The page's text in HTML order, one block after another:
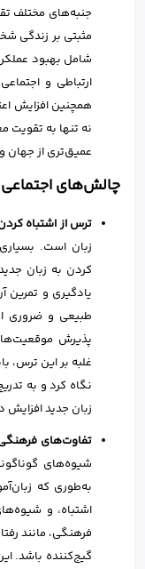
جنبه‌های مختلف
مثبتی بر زندگی
شامل بهبود
ارتباطی و
همچنین افزایش
نه تنها به تقویت
عمیق‌تری از جهان
چالش‌های اجتماعی
ترس از اشتباه
زبان است.
کردن به زبان
یادگیری و
طبیعی و ضروری
پذیرش
غلبه بر این ترس،
نگاه کرد و به
زبان جدید افزایش
تفاوت‌های
شیوه‌های
به‌طوری که
اشتباه، و
فرهنگی، مانند
گیج‌کننده باشد.